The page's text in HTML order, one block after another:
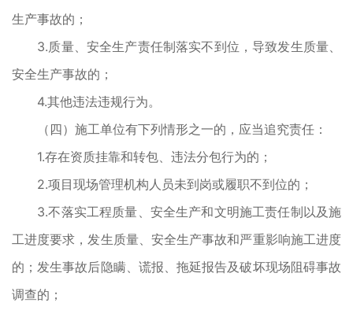
生产事故的；
3.质量、安全生产责任制落实不到位，导致发生质量、
安全生产事故的；
4.其他违法违规行为。
（四）施工单位有下列情形之一的，应当追究责任：
1.存在资质挂靠和转包、违法分包行为的；
2.项目现场管理机构人员未到岗或履职不到位的；
3.不落实工程质量、安全生产和文明施工责任制以及施
工进度要求，发生质量、安全生产事故和严重影响施工进度
的；发生事故后隐瞒、谎报、拖延报告及破坏现场阻碍事故
调查的；